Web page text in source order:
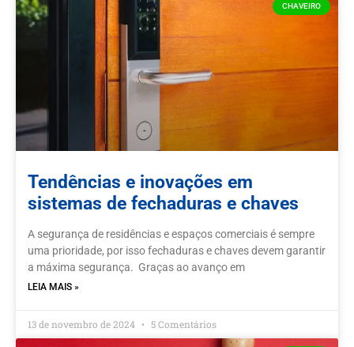
CHAVEIRO
Tendências e inovações em
sistemas de fechaduras e chaves
A segurança de residências e espaços comerciais é sempre
uma prioridade, por isso fechaduras e chaves devem garantir
a máxima segurança. Graças ao avanço em
LEIA MAIS »
13 de novembro de 2024 5 Comentários